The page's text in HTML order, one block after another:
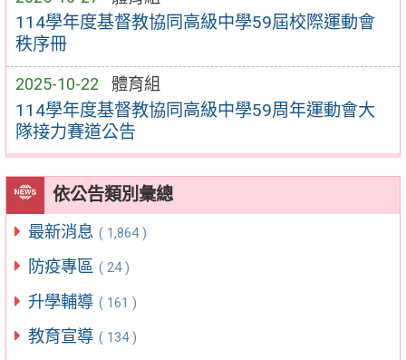
114學年度基督教協同高級中學59屆校際運動會
秩序冊
2025-10-22 體育組
114學年度基督教協同高級中學59周年運動會大
隊接力賽道公告
依公告類別彙總
最新消息 ( 1,864 )
防疫專區 ( 24 )
升學輔導 ( 161 )
教育宣導 ( 134 )